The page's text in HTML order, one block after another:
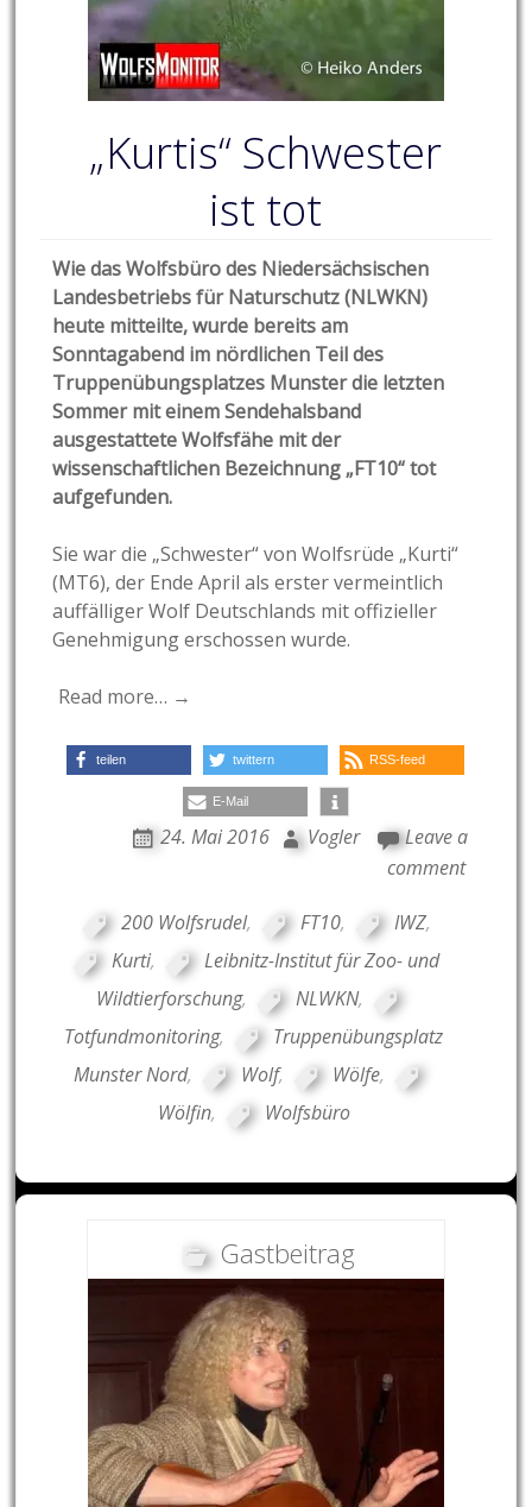
„Kurtis“ Schwester
ist tot
Wie das Wolfsbüro des Niedersächsischen
Landesbetriebs für Naturschutz (NLWKN)
heute mitteilte, wurde bereits am
Sonntagabend im nördlichen Teil des
Truppenübungsplatzes Munster die letzten
Sommer mit einem Sendehalsband
ausgestattete Wolfsfähe mit der
wissenschaftlichen Bezeichnung „FT10“ tot
aufgefunden.
Sie war die „Schwester“ von Wolfsrüde „Kurti“
(MT6), der Ende April als erster vermeintlich
auffälliger Wolf Deutschlands mit offizieller
Genehmigung erschossen wurde.
Read more… →
teilen twittern RSS-feed
E-Mail
24. Mai 2016 Vogler
Leave a
comment
200 Wolfsrudel, FT10, IWZ,
Kurti,
Leibnitz-Institut für Zoo- und
Wildtierforschung, NLWKN,
Totfundmonitoring,
Truppenübungsplatz
Munster Nord, Wolf, Wölfe,
Wölfin, Wolfsbüro
Gastbeitrag